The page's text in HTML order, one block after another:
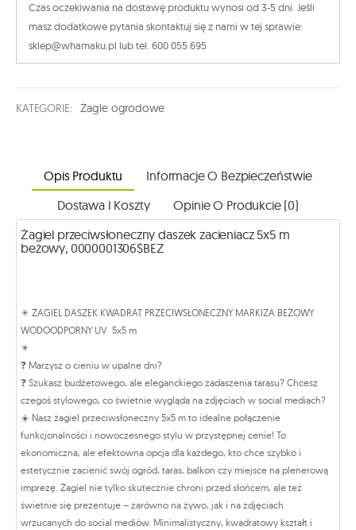
Czas oczekiwania na dostawę produktu wynosi od 3-5 dni. Jeśli
masz dodatkowe pytania skontaktuj się z nami w tej sprawie:
sklep@whamaku.pl lub tel. 600 055 695
KATEGORIE: Żagle ogrodowe
Opis Produktu
Informacje O Bezpieczeństwie
Dostawa I Koszty
Opinie O Produkcie (0)
Żagiel przeciwsłoneczny daszek zacieniacz 5x5 m
beżowy, 0000001306$BEZ
✴️ ŻAGIEL DASZEK KWADRAT PRZECIWSŁONECZNY MARKIZA BEŻOWY
WODOODPORNY UV 5x5 m
✴️
❓ Marzysz o cieniu w upalne dni?
❓ Szukasz budżetowego, ale eleganckiego zadaszenia tarasu? Chcesz
czegoś stylowego, co świetnie wygląda na zdjęciach w social mediach?
☀️ Nasz żagiel przeciwsłoneczny 5x5 m to idealne połączenie
funkcjonalności i nowoczesnego stylu w przystępnej cenie! To
ekonomiczna, ale efektowna opcja dla każdego, kto chce szybko i
estetycznie zacienić swój ogród, taras, balkon czy miejsce na plenerową
imprezę. Żagiel nie tylko skutecznie chroni przed słońcem, ale też
świetnie się prezentuje – zarówno na żywo, jak i na zdjęciach
wrzucanych do social mediów. Minimalistyczny, kwadratowy kształt i